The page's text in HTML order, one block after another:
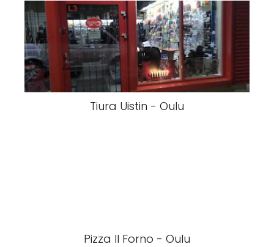
Tiura Uistin - Oulu
Pizza Il Forno - Oulu